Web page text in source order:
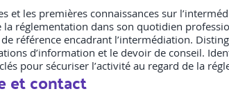
et les premières connaissances sur
la réglementation dans son quotidien
référence encadrant l’intermédiation.
d’information et le devoir de conseil.
pour sécuriser l’activité au regard de la
et contact